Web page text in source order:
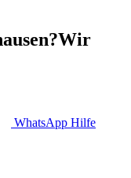
Wir
WhatsApp Hilfe